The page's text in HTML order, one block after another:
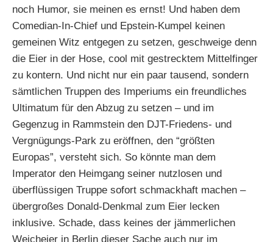
noch Humor, sie meinen es ernst! Und haben dem
Comedian-In-Chief und Epstein-Kumpel keinen
gemeinen Witz entgegen zu setzen, geschweige denn
die Eier in der Hose, cool mit gestrecktem Mittelfinger
zu kontern. Und nicht nur ein paar tausend, sondern
sämtlichen Truppen des Imperiums ein freundliches
Ultimatum für den Abzug zu setzen – und im
Gegenzug in Rammstein den DJT-Friedens- und
Vergnügungs-Park zu eröffnen, den “größten
Europas”, versteht sich. So könnte man dem
Imperator den Heimgang seiner nutzlosen und
überflüssigen Truppe sofort schmackhaft machen –
übergroßes Donald-Denkmal zum Eier lecken
inklusive. Schade, dass keines der jämmerlichen
Weicheier in Berlin dieser Sache auch nur im